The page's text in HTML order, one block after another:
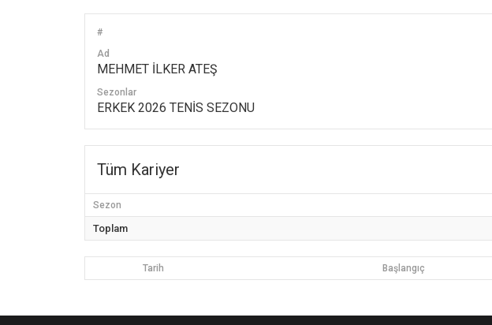
#
Ad
MEHMET İLKER ATEŞ
Sezonlar
ERKEK 2026 TENİS SEZONU
Tüm Kariyer
Sezon
Toplam
Tarih Başlangıç